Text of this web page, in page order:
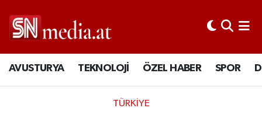
AVUSTURYA TEKNOLOJİ ÖZEL HABER SPOR
TÜRKİYE